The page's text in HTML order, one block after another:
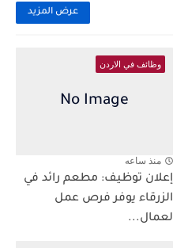
عرض المزيد
وظائف في الاردن
منذ ساعه
إعلان توظيف: مطعم رائد في
الزرقاء يوفر فرص عمل
لعمال...